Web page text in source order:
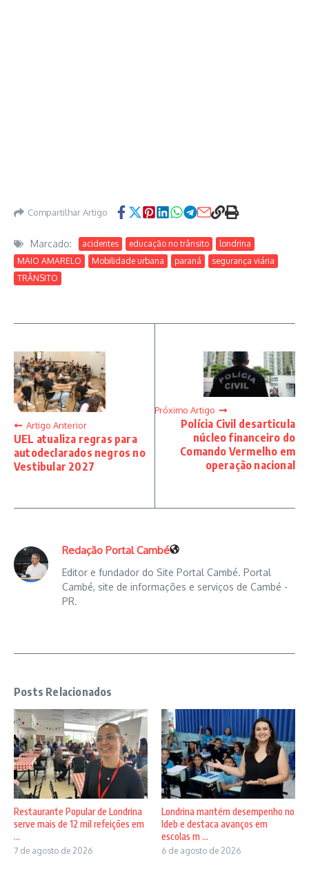
Compartilhar Artigo
Marcado: acidentes educação no trânsito
londrina
MAIO AMARELO
Mobilidade urbana paraná
segurança viária
TRÂNSITO
Artigo Anterior
UEL atualiza regras para
autodeclarados negros no
Vestibular 2027
Próximo Artigo
Polícia Civil desarticula
núcleo financeiro do
Comando Vermelho em
operação nacional
Redação Portal Cambé
Editor e fundador do Site Portal Cambé. Portal
Cambé, site de informações e serviços de Cambé -
PR.
Posts Relacionados
Restaurante Popular de Londrina
serve mais de 12 mil refeições em
...
7 de agosto de 2026
Londrina mantém desempenho no
Ideb e destaca avanços em
escolas m ...
6 de agosto de 2026